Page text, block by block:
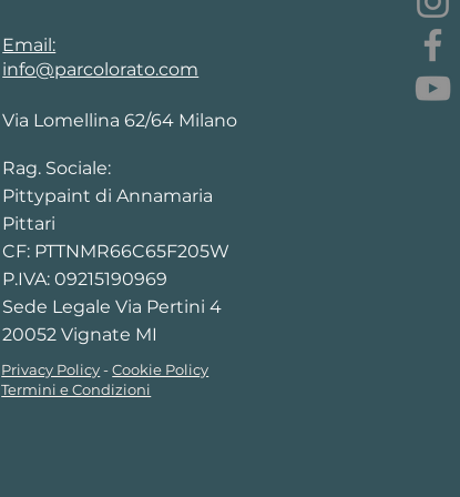
Email:
info@parcolorato.com
Via Lomellina 62/64 Milano
Rag. Sociale:
Pittypaint di Annamaria
Pittari
CF: PTTNMR66C65F205W
P.IVA: 09215190969
Sede Legale Via Pertini 4
20052 Vignate MI
Privacy Policy-Cookie Policy
Termini e Condizioni